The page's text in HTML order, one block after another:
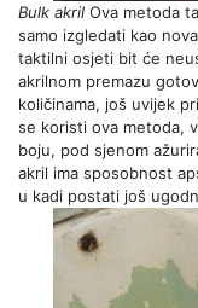
Bulk akril Ova metoda
samo izgledati kao
taktilni osjeti bit će
akrilnom premazu
količinama, još uvijek
se koristi ova metoda,
boju, pod sjenom
akril ima sposobnost
u kadi postati još